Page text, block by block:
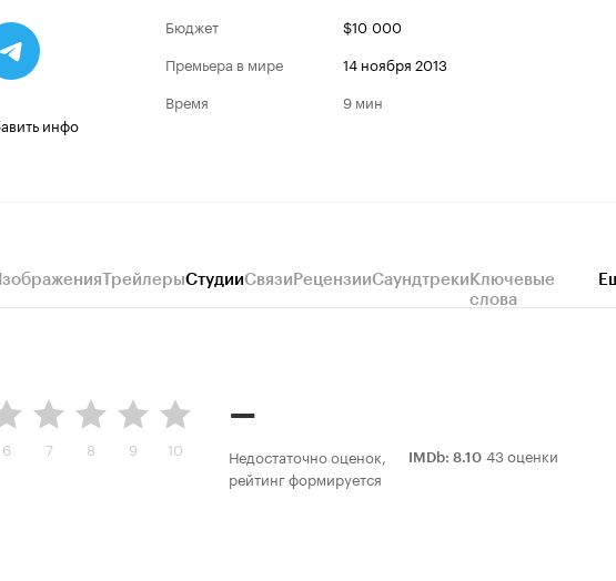
инфо
Бюджет
$10 000
Премьера в мире
14 ноября 2013
Время
9 мин
ТрейлерыСтудииСвязиРецензииСаундтрекиКлючевые
слова
6 7 8 9 10
–
Недостаточно оценок,
рейтинг формируется
IMDb: 8.10 43 оценки